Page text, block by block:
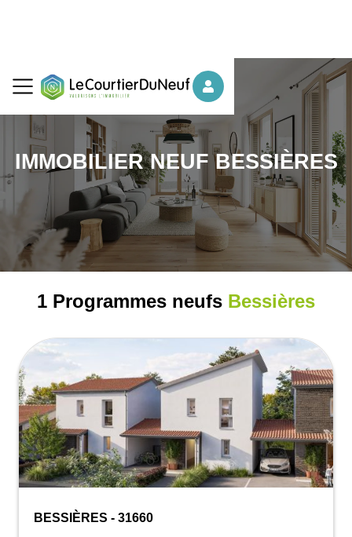
IMMOBILIER NEUF BESSIÈRES
1 Programmes neufs Bessières
BESSIÈRES - 31660